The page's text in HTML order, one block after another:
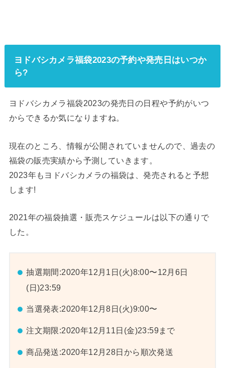
ヨドバシカメラ福袋2023の予約や発売日はいつか
ら?
ヨドバシカメラ福袋2023の発売日の日程や予約がいつ
からできるか気になりますね。
現在のところ、情報が公開されていませんので、過去の
福袋の販売実績から予測していきます。
2023年もヨドバシカメラの福袋は、発売されると予想
します!
2021年の福袋抽選・販売スケジュールは以下の通りで
した。
抽選期間:2020年12月1日(火)8:00〜12月6日
(日)23:59
当選発表:2020年12月8日(火)9:00〜
注文期限:2020年12月11日(金)23:59まで
商品発送:2020年12月28日から順次発送